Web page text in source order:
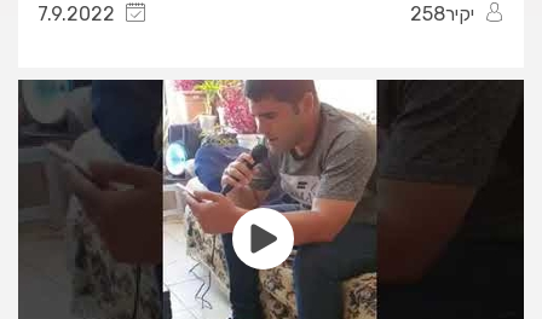
יקיר258 7.9.2022